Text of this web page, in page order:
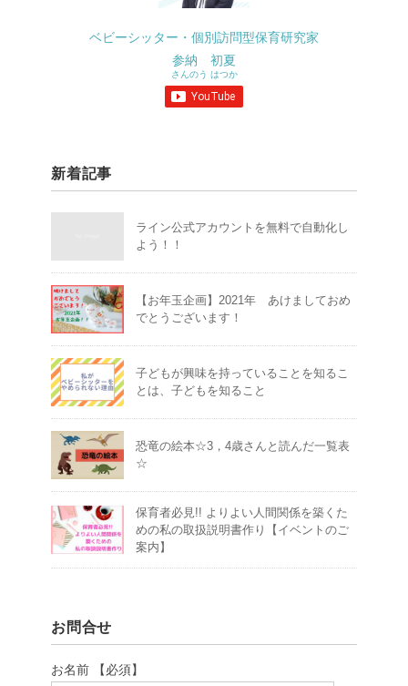
ベビーシッター・個別訪問型保育研究家
参納 初夏
さんのう はつか
新着記事
ライン公式アカウントを無料で自動化し
よう！！
【お年玉企画】2021年 あけましておめ
でとうございます！
子どもが興味を持っていることを知るこ
とは、子どもを知ること
恐竜の絵本☆3，4歳さんと読んだ一覧表
☆
保育者必見!! よりよい人間関係を築くた
めの私の取扱説明書作り【イベントのご
案内】
お問合せ
お名前 【必須】